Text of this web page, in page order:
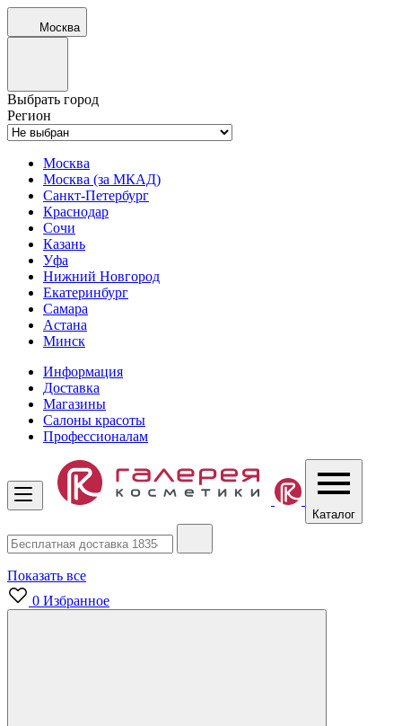
Москва
Выбрать город
Регион
Москва
Москва (за МКАД)
Санкт-Петербург
Краснодар
Сочи
Казань
Уфа
Нижний Новгород
Екатеринбург
Самара
Астана
Минск
Информация
Доставка
Магазины
Салоны красоты
Профессионалам
Каталог
Показать все
0 Избранное